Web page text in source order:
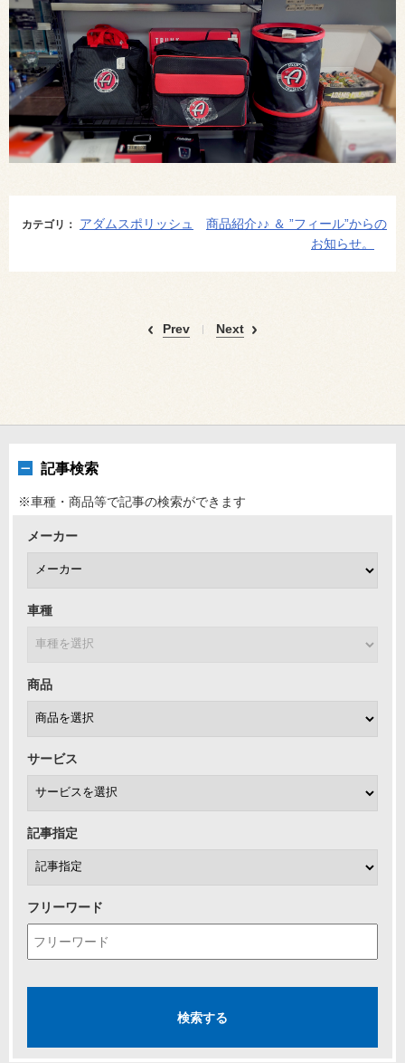
カテゴリ： アダムスポリッシュ
商品紹介♪♪ ＆ ”フィール”からの
お知らせ。
Prev Next
記事検索
※車種・商品等で記事の検索ができます
メーカー
車種
商品
サービス
記事指定
フリーワード